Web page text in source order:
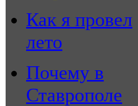
Как я провел
лето
Почему в
Ставрополе